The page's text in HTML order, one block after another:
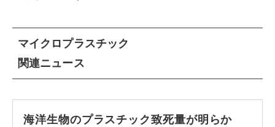
マイクロプラスチック
関連ニュース
海洋生物のプラスチック致死量が明らか